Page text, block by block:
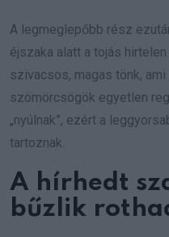
A legmeglepőbb rész
éjszaka alatt a tojás
szivacsos, magas tönk,
szömörcsögök egyetlen
„nyúlnak”, ezért a
tartoznak.
A hírhedt
bűzlik